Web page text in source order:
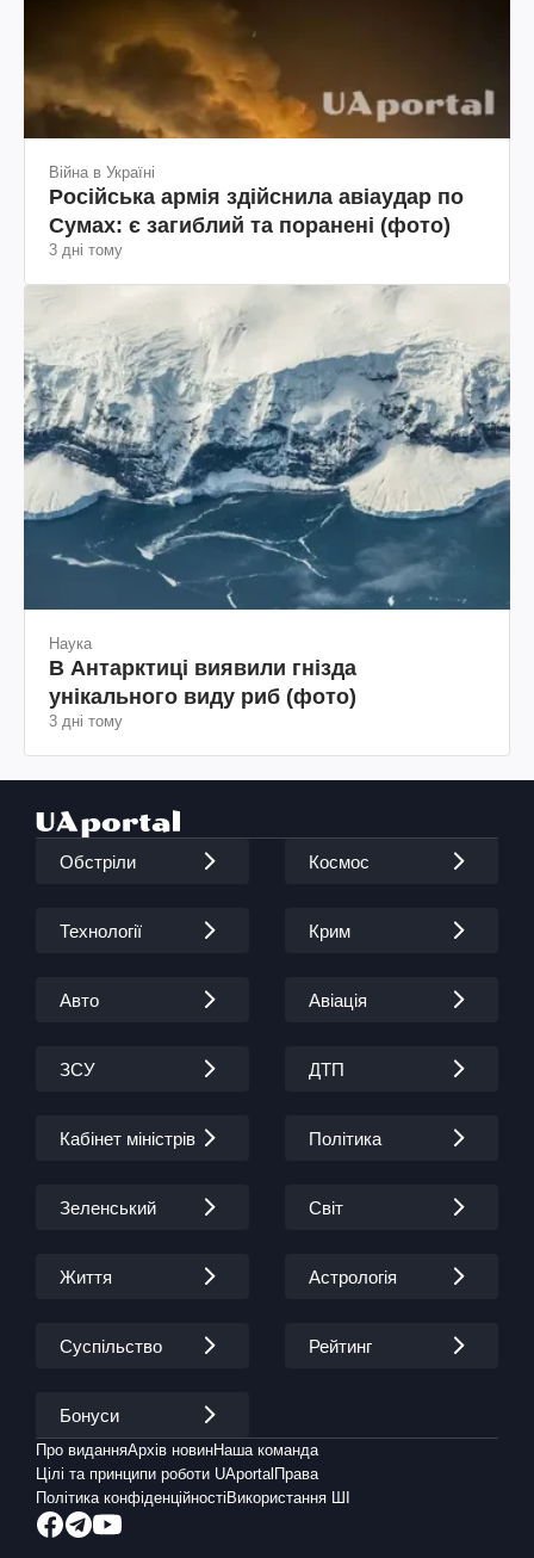
Війна в Україні
Російська армія здійснила авіаудар по
Сумах: є загиблий та поранені (фото)
3 дні тому
Наука
В Антарктиці виявили гнізда
унікального виду риб (фото)
3 дні тому
Обстріли Космос
Технології Крим
Авто Авіація
ЗСУ ДТП
Кабінет міністрів Політика
Зеленський Світ
Життя Астрологія
Суспільство Рейтинг
Бонуси
Про виданняАрхів новинНаша команда
Цілі та принципи роботи UAportal Права
Політика конфіденційності Використання ШІ